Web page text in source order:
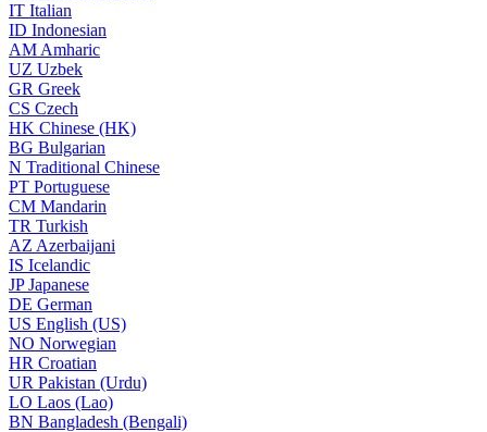
IT Italian
ID Indonesian
AM Amharic
UZ Uzbek
GR Greek
CS Czech
HK Chinese (HK)
BG Bulgarian
N Traditional Chinese
PT Portuguese
CM Mandarin
TR Turkish
AZ Azerbaijani
IS Icelandic
JPJapanese
DE German
US English (US)
NO Norwegian
HR Croatian
UR Pakistan (Urdu)
LO Laos (Lao)
BN Bangladesh (Bengali)